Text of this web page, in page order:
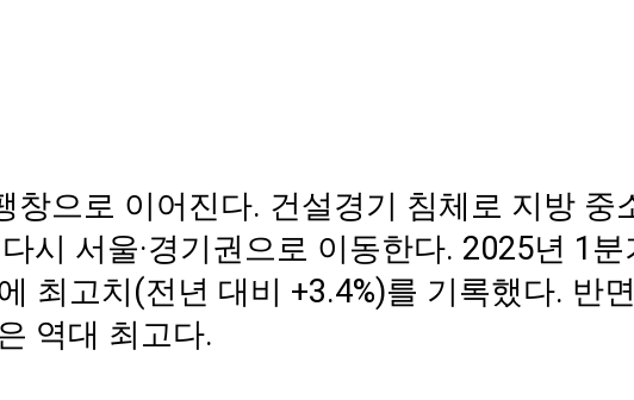
창으로 이어진다. 건설경기 침체로 지방 중
시 서울·경기권으로 이동한다. 2025년 1분
최고치(전년 대비 +3.4%)를 기록했다. 반
역대 최고다.